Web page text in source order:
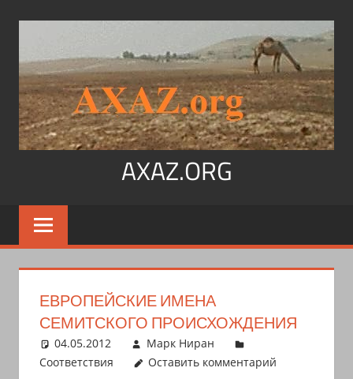
содержимому
AXAZ.ORG
Арабский
язык,
арамейский.
читать
арабском,
иврите
ЕВРОПЕЙСКИЕ ИМЕНА
СЕМИТСКОГО ПРОИСХОЖДЕНИЯ
04.05.2012
Марк Ниран
Соответствия
Оставить комментарий